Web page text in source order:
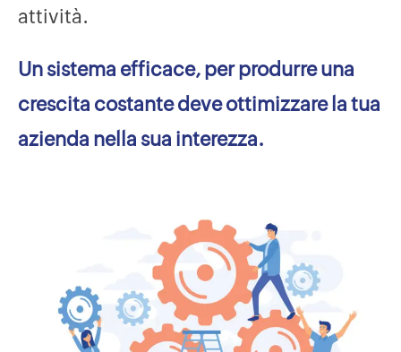
attività.
Un sistema efficace, per produrre una
crescita costante deve ottimizzare la tua
azienda nella sua interezza.